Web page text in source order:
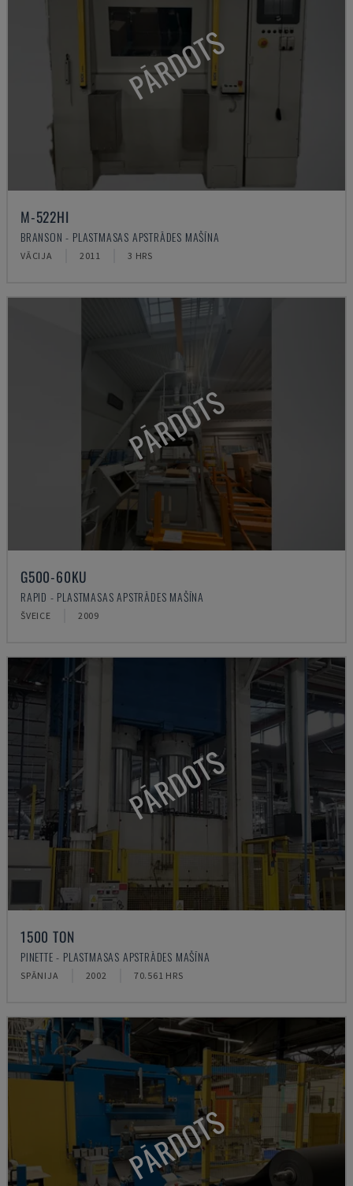
PĀRDOTS
M-522HI
BRANSON - PLASTMASAS APSTRĀDES MAŠĪNA
VĀCIJA 2011 3 HRS
PĀRDOTS
G500-60KU
RAPID - PLASTMASAS APSTRĀDES MAŠĪNA
ŠVEICE 2009
PĀRDOTS
1500 TON
PINETTE - PLASTMASAS APSTRĀDES MAŠĪNA
SPĀNIJA 2002 70.561 HRS
PĀRDOTS